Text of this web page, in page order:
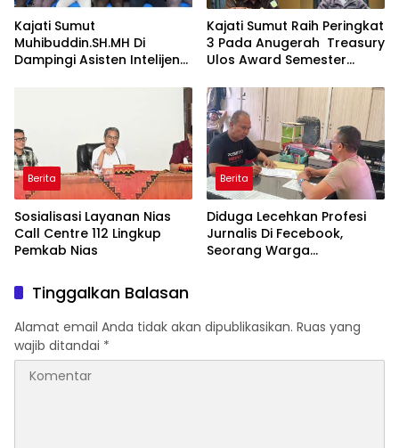
Kajati Sumut
Muhibuddin.SH.MH Di
Dampingi Asisten Intelijen
Asisten Pembinaan Herlina
Kajati Sumut Raih Peringkat
3 Pada Anugerah Treasury
Ulos Award Semester
Berita
Sosialisasi Layanan Nias
Call Centre 112 Lingkup
Pemkab Nias
Berita
Diduga Lecehkan Profesi
Jurnalis Di Fecebook,
Seorang Warga
Tinggalkan Balasan
Alamat email Anda tidak akan dipublikasikan. Ruas yang
wajib ditandai *